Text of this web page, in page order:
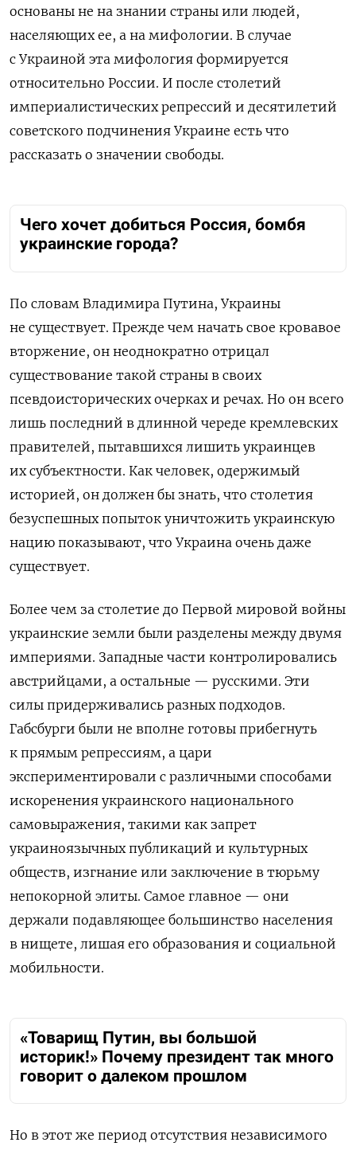
основаны не на знании страны или людей,
населяющих ее, а на мифологии. В случае
с Украиной эта мифология формируется
относительно России. И после столетий
империалистических репрессий и десятилетий
советского подчинения Украине есть что
рассказать о значении свободы.
Чего хочет добиться Россия, бомбя
украинские города?
По словам Владимира Путина, Украины
не существует. Прежде чем начать свое кровавое
вторжение, он неоднократно отрицал
существование такой страны в своих
псевдоисторических очерках и речах. Но он всего
лишь последний в длинной череде кремлевских
правителей, пытавшихся лишить украинцев
их субъектности. Как человек, одержимый
историей, он должен бы знать, что столетия
безуспешных попыток уничтожить украинскую
нацию показывают, что Украина очень даже
существует.
Более чем за столетие до Первой мировой войны
украинские земли были разделены между двумя
империями. Западные части контролировались
австрийцами, а остальные — русскими. Эти
силы придерживались разных подходов.
Габсбурги были не вполне готовы прибегнуть
к прямым репрессиям, а цари
экспериментировали с различными способами
искоренения украинского национального
самовыражения, такими как запрет
украиноязычных публикаций и культурных
обществ, изгнание или заключение в тюрьму
непокорной элиты. Самое главное — они
держали подавляющее большинство населения
в нищете, лишая его образования и социальной
мобильности.
«Товарищ Путин, вы большой
историк!» Почему президент так много
говорит о далеком прошлом
Но в этот же период отсутствия независимого